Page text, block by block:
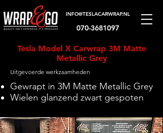
INFO@TESLACARWRAP.NL
070-3681097
Tesla Model X Carwrap 3M Matte
Metallic Grey
Uitgevoerde werkzaamheden
Gewrapt in 3M Matte Metallic Grey
Wielen glanzend zwart gespoten